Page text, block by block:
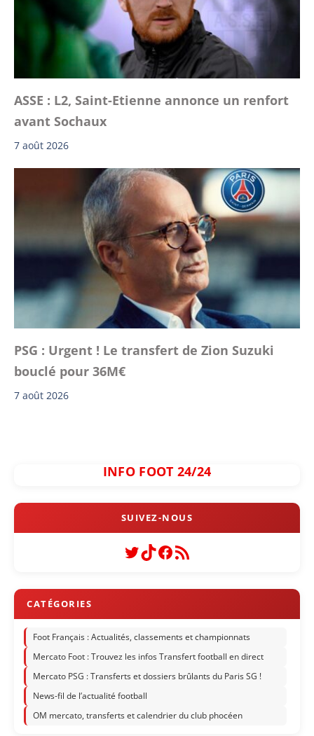
ASSE : L2, Saint-Etienne annonce un renfort
avant Sochaux
7 août 2026
PSG : Urgent ! Le transfert de Zion Suzuki
bouclé pour 36M€
7 août 2026
INFO FOOT 24/24
Twitter
TikTok
Facebook
Flux RSS
Foot Français : Actualités, classements et championnats
Mercato Foot : Trouvez les infos Transfert football en direct
Mercato PSG : Transferts et dossiers brûlants du Paris SG !
News-fil de l’actualité football
OM mercato, transferts et calendrier du club phocéen